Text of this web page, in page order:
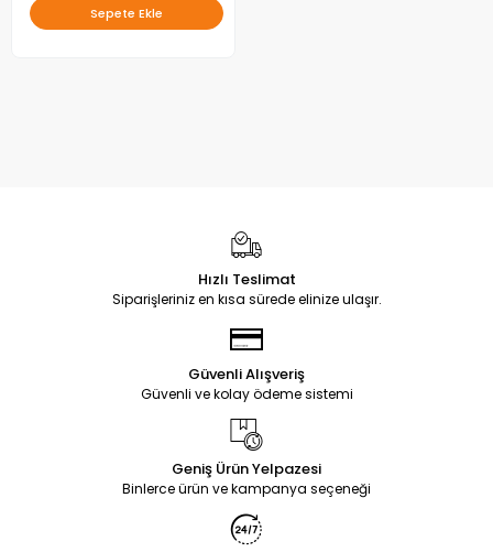
Sepete Ekle
Hızlı Teslimat
Siparişleriniz en kısa sürede elinize ulaşır.
Güvenli Alışveriş
Güvenli ve kolay ödeme sistemi
Geniş Ürün Yelpazesi
Binlerce ürün ve kampanya seçeneği